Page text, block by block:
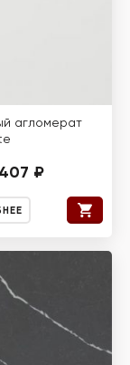
агломерат
₽